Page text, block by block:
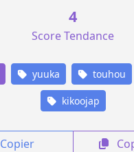
4
Score Tendance
yuuka touhou
kikoojap
Copier